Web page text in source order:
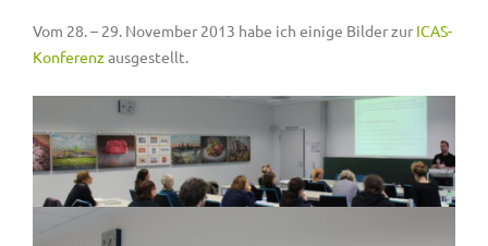
Vom 28. – 29. November 2013 habe ich einige Bilder zur ICAS-
Konferenz ausgestellt.